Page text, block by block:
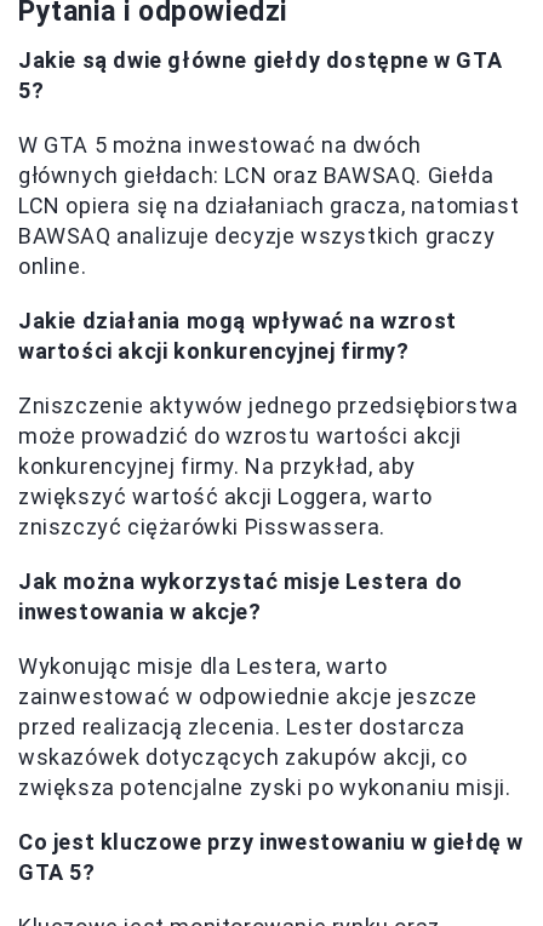
Pytania i odpowiedzi
Jakie są dwie główne giełdy dostępne w GTA
5?
W GTA 5 można inwestować na dwóch
głównych giełdach: LCN oraz BAWSAQ. Giełda
LCN opiera się na działaniach gracza, natomiast
BAWSAQ analizuje decyzje wszystkich graczy
online.
Jakie działania mogą wpływać na wzrost
wartości akcji konkurencyjnej firmy?
Zniszczenie aktywów jednego przedsiębiorstwa
może prowadzić do wzrostu wartości akcji
konkurencyjnej firmy. Na przykład, aby
zwiększyć wartość akcji Loggera, warto
zniszczyć ciężarówki Pisswassera.
Jak można wykorzystać misje Lestera do
inwestowania w akcje?
Wykonując misje dla Lestera, warto
zainwestować w odpowiednie akcje jeszcze
przed realizacją zlecenia. Lester dostarcza
wskazówek dotyczących zakupów akcji, co
zwiększa potencjalne zyski po wykonaniu misji.
Co jest kluczowe przy inwestowaniu w giełdę w
GTA 5?